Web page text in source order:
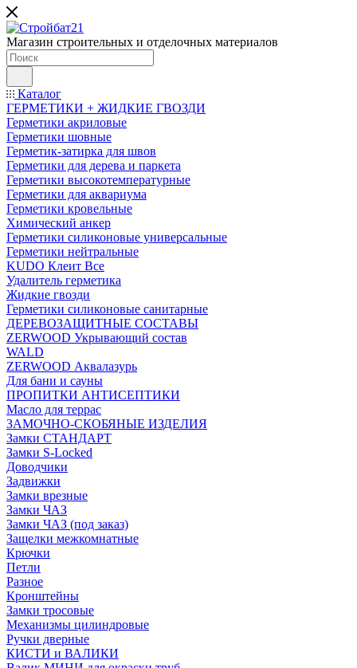
Магазин строительных и отделочных материалов
Каталог
ГЕРМЕТИКИ + ЖИДКИЕ ГВОЗДИ
Герметики акриловые
Герметики шовные
Герметик-затирка для швов
Герметики для дерева и паркета
Герметики высокотемпературные
Герметики для аквариума
Герметики кровельные
Химический анкер
Герметики силиконовые универсальные
Герметики нейтральные
KUDO Клеит Все
Удалитель герметика
Жидкие гвозди
Герметики силиконовые санитарные
ДЕРЕВОЗАЩИТНЫЕ СОСТАВЫ
ZERWOOD Укрывающий состав
WALD
ZERWOOD Аквалазурь
Для бани и сауны
ПРОПИТКИ АНТИСЕПТИКИ
Масло для террас
ЗАМОЧНО-СКОБЯНЫЕ ИЗДЕЛИЯ
Замки СТАНДАРТ
Замки S-Locked
Доводчики
Задвижки
Замки врезные
Замки ЧАЗ
Замки ЧАЗ (под заказ)
Защелки межкомнатные
Крючки
Петли
Разное
Кронштейны
Замки тросовые
Механизмы цилиндровые
Ручки дверные
КИСТИ и ВАЛИКИ